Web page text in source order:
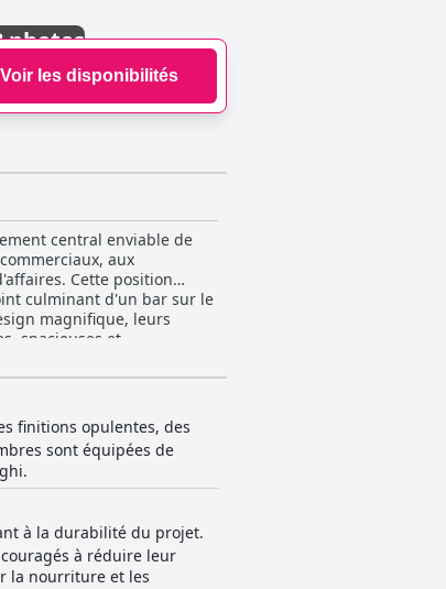
photos
Voir les disponibilités
central enviable de
aux
Cette position
culminant d'un bar sur le
spacieuses et
des peignoirs moelleux et
baignoires de grande
ces inconvénients
présentée, ainsi que le
limitées, l'absence de
l'excellente qualité
limitées, les
contribuant de
quelques cas de service
finitions opulentes, des
sont équipées de
à la durabilité du projet.
à réduire leur
la nourriture et les